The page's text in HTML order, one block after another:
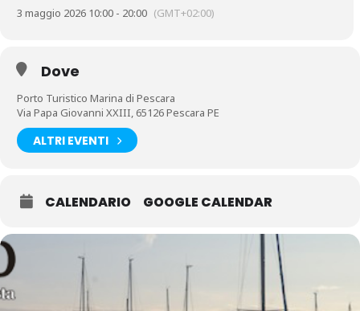
3 maggio 2026 10:00 - 20:00 (GMT+02:00)
Dove
Porto Turistico Marina di Pescara
Via Papa Giovanni XXIII, 65126 Pescara PE
ALTRI EVENTI
CALENDARIO GOOGLE CALENDAR